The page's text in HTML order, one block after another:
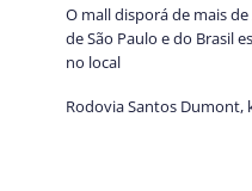
O mall disporá de mais
de São Paulo e do Brasil
no local
Rodovia Santos Dumont,